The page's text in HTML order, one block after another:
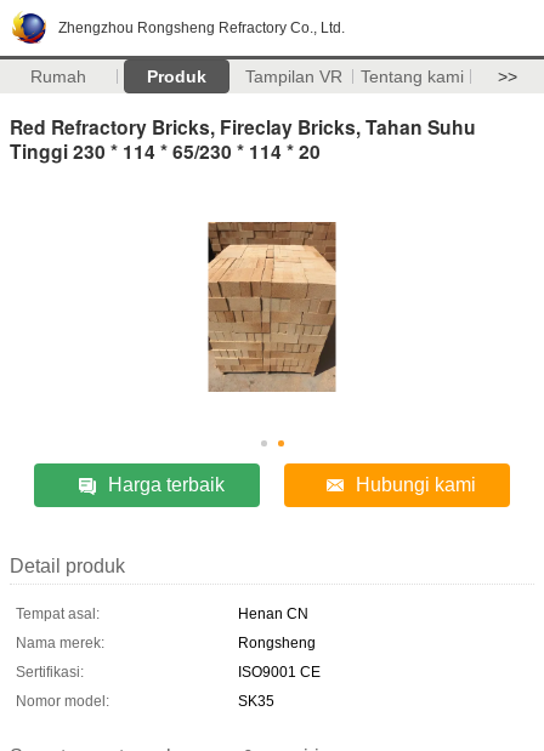
Zhengzhou Rongsheng Refractory Co., Ltd.
Rumah Produk Tampilan VR Tentang kami >>
Red Refractory Bricks, Fireclay Bricks, Tahan Suhu
Tinggi 230 * 114 * 65/230 * 114 * 20
Harga terbaik Hubungi kami
Detail produk
Tempat asal:
Henan CN
Nama merek:
Rongsheng
Sertifikasi:
ISO9001 CE
Nomor model:
SK35